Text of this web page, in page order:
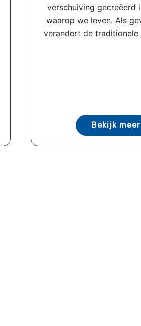
verschuiving gecreëerd
waarop we leven. Als
verandert de traditionele
Bekijk meer